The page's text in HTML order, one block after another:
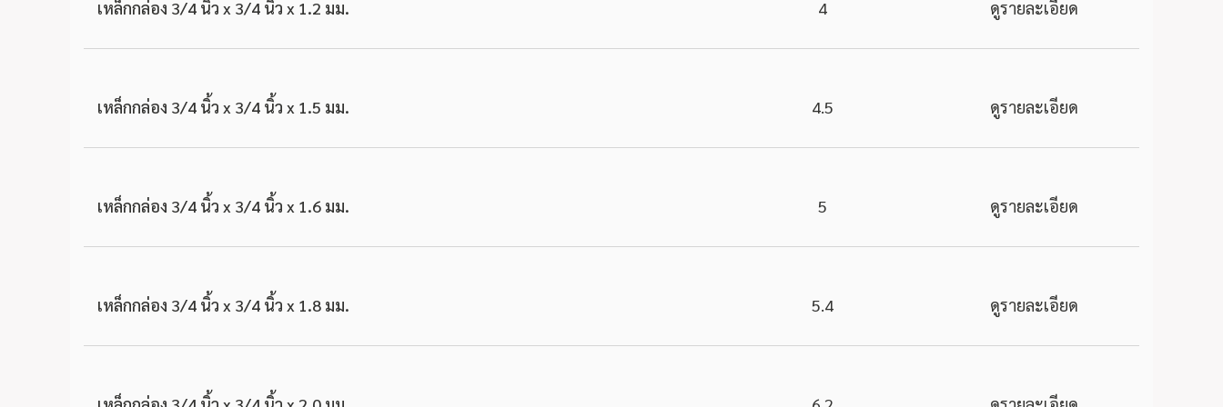
เหล็กกล่อง 3/4 นิ้ว x 3/4 นิ้ว x 1.2 มม. 4 ดูรายละเอียด
เหล็กกล่อง 3/4 นิ้ว x 3/4 นิ้ว x 1.5 มม. 4.5 ดูรายละเอียด
เหล็กกล่อง 3/4 นิ้ว x 3/4 นิ้ว x 1.6 มม. 5 ดูรายละเอียด
เหล็กกล่อง 3/4 นิ้ว x 3/4 นิ้ว x 1.8 มม. 5.4 ดูรายละเอียด